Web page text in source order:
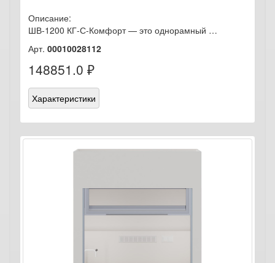
Описание:
ШВ-1200 КГ-С-Комфорт — это однорамный …
Арт. 00010028112
148851.0 ₽
Характеристики